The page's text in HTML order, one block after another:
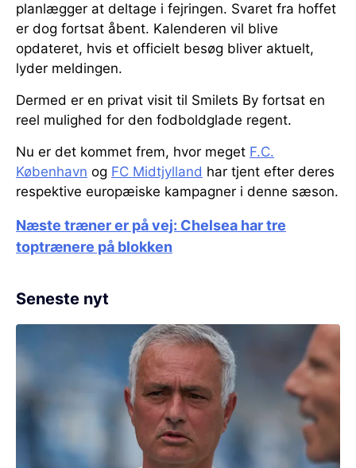
planlægger at deltage i fejringen. Svaret fra hoffet
er dog fortsat åbent. Kalenderen vil blive
opdateret, hvis et officielt besøg bliver aktuelt,
lyder meldingen.
Dermed er en privat visit til Smilets By fortsat en
reel mulighed for den fodboldglade regent.
Nu er det kommet frem, hvor meget F.C.
København og FC Midtjylland har tjent efter deres
respektive europæiske kampagner i denne sæson.
Næste træner er på vej: Chelsea har tre
toptrænere på blokken
Seneste nyt